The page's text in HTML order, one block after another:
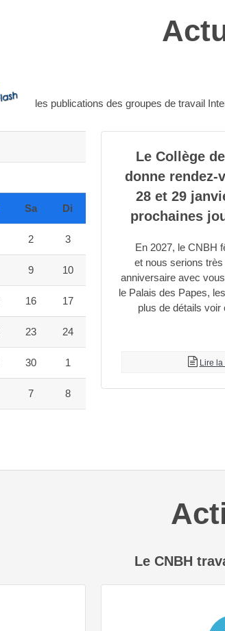
les publications des groupes de travail
Sa Di
2 3
9 10
16 17
23 24
30 1
7 8
Le Collège
donne rendez-
28 et 29
prochaines
En 2027, le CNBH
et nous serions
anniversaire avec
le Palais des Papes,
plus de détails
Lire la
Le CNBH